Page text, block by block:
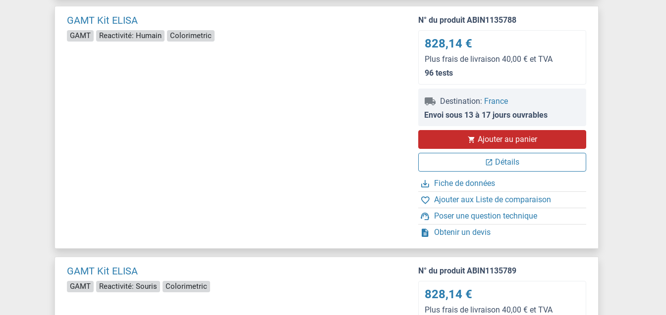
GAMT Kit ELISA
GAMT Reactivité: Humain Colorimetric
N° du produit ABIN1135788
828,14 €
Plus frais de livraison 40,00 € et TVA
96 tests
Destination: France
Envoi sous 13 à 17 jours ouvrables
Ajouter au panier
Détails
Fiche de données
Ajouter aux Liste de comparaison
Poser une question technique
Obtenir un devis
GAMT Kit ELISA
GAMT Reactivité: Souris Colorimetric
N° du produit ABIN1135789
828,14 €
Plus frais de livraison 40,00 € et TVA